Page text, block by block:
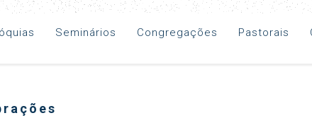
Seminários Congregações Pastorais